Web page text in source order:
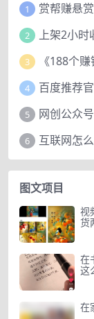
1
2
3
4 百度推荐
5
6 互联网怎
图文项目
视
货
在
这
在